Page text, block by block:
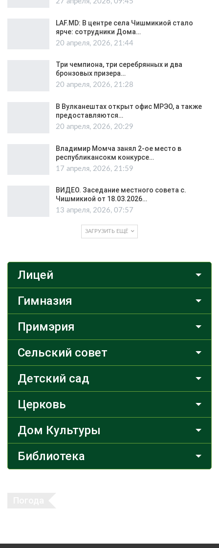
LAF.MD: В центре села Чишмикиой стало
ярче: сотрудники Дома…
20 апреля, 2026, 21:44
Три чемпиона, три серебрянных и два
бронзовых призера…
20 апреля, 2026, 21:28
В Вулканештах открыт офис МРЭО, а также
предоставляются…
20 апреля, 2026, 20:29
Владимир Момча занял 2-ое место в
республикансокм конкурсе…
17 апреля, 2026, 21:59
ВИДЕО. Заседание местного совета с.
Чишмикиой от 18.03.2026…
13 апреля, 2026, 07:57
ЗАГРУЗИТЬ ЕЩЁ
Лицей
Гимназия
Примэрия
Сельский совет
Детский сад
Церковь
Дом Культуры
Библиотека